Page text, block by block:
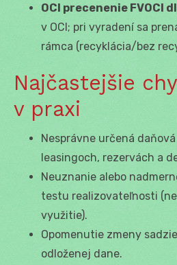
OCI precenenie FVOCI
v OCI; pri vyradení sa
rámca (recyklácia/bez
Najčastejšie
v praxi
Nesprávne určená
leasingoch, rezervách a
Neuznanie alebo
testu realizovateľnosti
využitie).
Opomenutie zmeny
odloženej dane.